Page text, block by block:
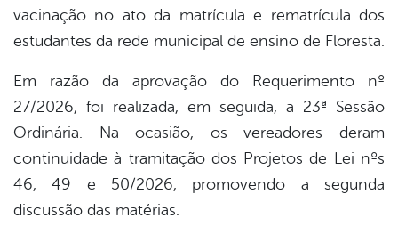
vacinação no ato da matrícula e rematrícula dos
estudantes da rede municipal de ensino de Floresta.
Em razão da aprovação do Requerimento nº
27/2026, foi realizada, em seguida, a 23ª Sessão
Ordinária. Na ocasião, os vereadores deram
continuidade à tramitação dos Projetos de Lei nºs
46, 49 e 50/2026, promovendo a segunda
discussão das matérias.